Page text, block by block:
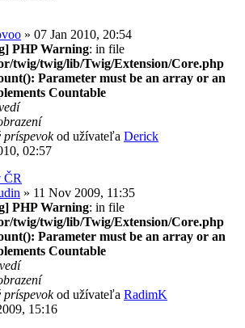
» 07 Jan 2010, 20:54
PHP Warning: in file
twig/twig/lib/Twig/Extension/Core.php
Parameter must be an array or an
Countable
príspevokod užívateľa Derick
02:57
ČR
» 11 Nov 2009, 11:35
PHP Warning: in file
twig/twig/lib/Twig/Extension/Core.php
Parameter must be an array or an
Countable
príspevokod užívateľa RadimK
15:16